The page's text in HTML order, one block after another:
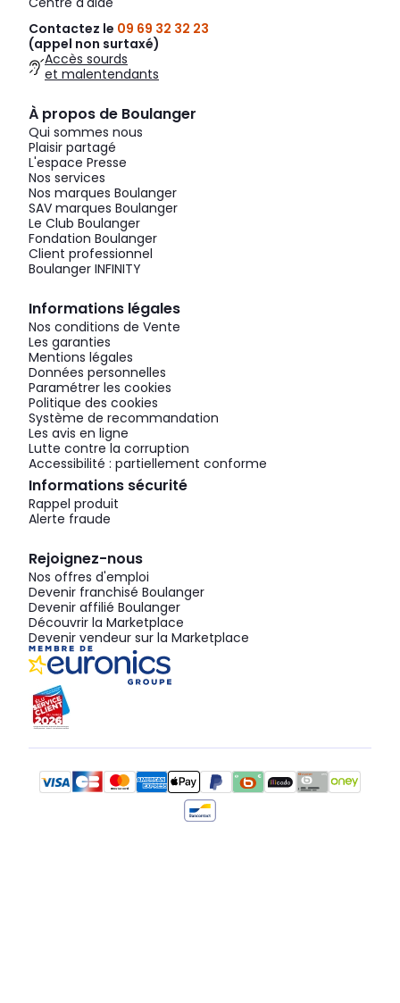
Contactez le 09 69 32 32 23
(appel non surtaxé)
Accès sourds
et malentendants
À propos de Boulanger
Qui sommes nous
Plaisir partagé
L'espace Presse
Nos services
Nos marques Boulanger
SAV marques Boulanger
Le Club Boulanger
Fondation Boulanger
Client professionnel
Boulanger INFINITY
Informations légales
Nos conditions de Vente
Les garanties
Mentions légales
Données personnelles
Paramétrer les cookies
Politique des cookies
Système de recommandation
Les avis en ligne
Lutte contre la corruption
Accessibilité : partiellement conforme
Informations sécurité
Rappel produit
Alerte fraude
Rejoignez-nous
Nos offres d'emploi
Devenir franchisé Boulanger
Devenir affilié Boulanger
Découvrir la Marketplace
Devenir vendeur sur la Marketplace